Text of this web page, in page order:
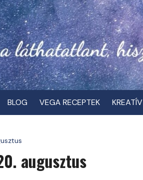
BLOG VEGA RECEPTEK KREATÍV
augusztus